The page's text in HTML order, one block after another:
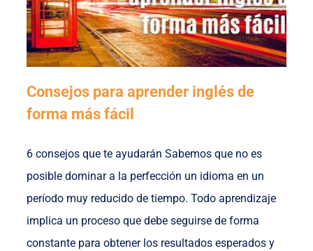
Consejos para aprender inglés de
forma más fácil
6 consejos que te ayudarán Sabemos que no es
posible dominar a la perfección un idioma en un
período muy reducido de tiempo. Todo aprendizaje
implica un proceso que debe seguirse de forma
constante para obtener los resultados esperados y